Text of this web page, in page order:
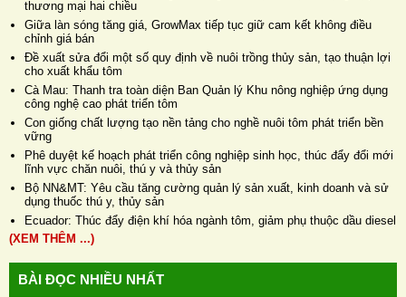
thương mại hai chiều
Giữa làn sóng tăng giá, GrowMax tiếp tục giữ cam kết không điều
chỉnh giá bán
Đề xuất sửa đổi một số quy định về nuôi trồng thủy sản, tạo thuận lợi
cho xuất khẩu tôm
Cà Mau: Thanh tra toàn diện Ban Quản lý Khu nông nghiệp ứng dụng
công nghệ cao phát triển tôm
Con giống chất lượng tạo nền tảng cho nghề nuôi tôm phát triển bền
vững
Phê duyệt kế hoạch phát triển công nghiệp sinh học, thúc đẩy đổi mới
lĩnh vực chăn nuôi, thú y và thủy sản
Bộ NN&MT: Yêu cầu tăng cường quản lý sản xuất, kinh doanh và sử
dụng thuốc thú y, thủy sản
Ecuador: Thúc đẩy điện khí hóa ngành tôm, giảm phụ thuộc dầu diesel
(XEM THÊM ...)
BÀI ĐỌC NHIỀU NHẤT